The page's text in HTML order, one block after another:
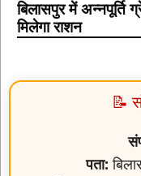
बिलासपुर में अन्नपूर्ति
मिलेगा राशन
📝
पता: